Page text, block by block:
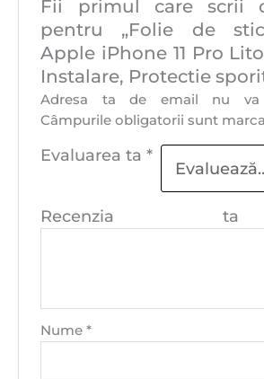
Fii primul care scrii
pentru „Folie de
Apple iPhone 11 Pro
Instalare, Protectie
Adresa ta de email nu va
Câmpurile obligatorii sunt
Evaluarea ta*
Nume*